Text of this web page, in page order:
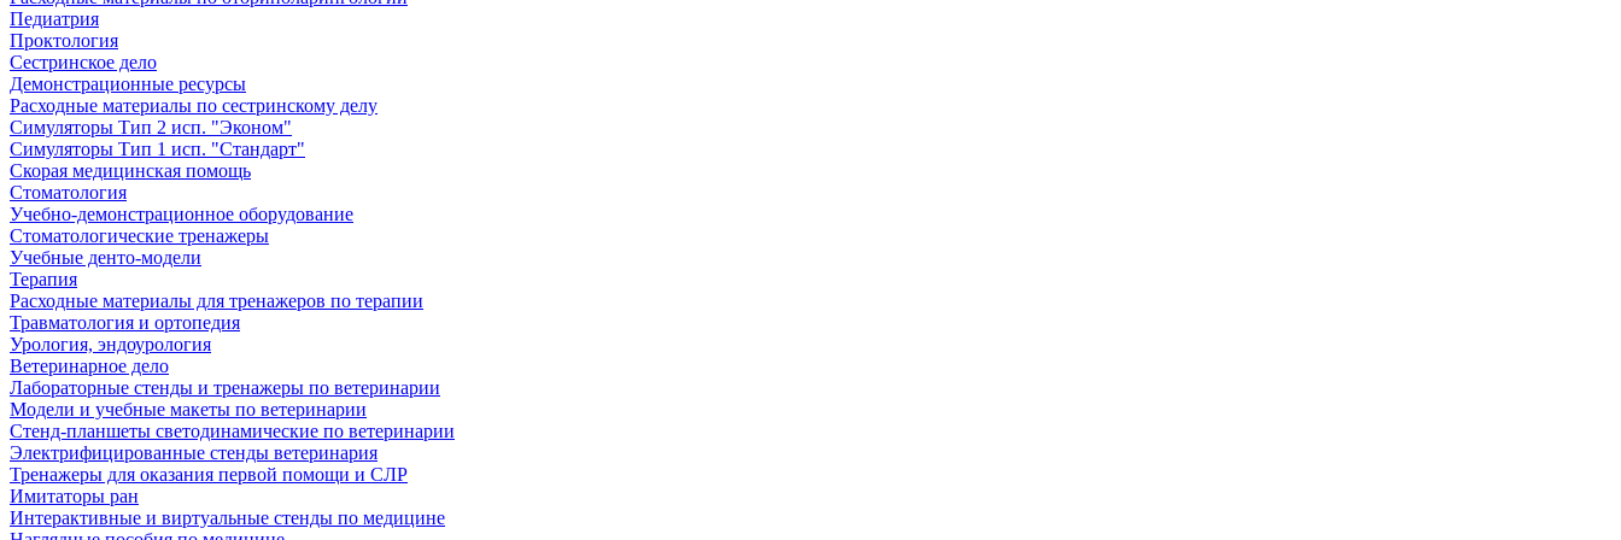
Педиатрия
Проктология
Сестринское дело
Демонстрационные ресурсы
Расходные материалы по сестринскому делу
Симуляторы Тип 2 исп. "Эконом"
Симуляторы Тип 1 исп. "Стандарт"
Скорая медицинская помощь
Стоматология
Учебно-демонстрационное оборудование
Стоматологические тренажеры
Учебные денто-модели
Терапия
Расходные материалы для тренажеров по терапии
Травматология и ортопедия
Урология, эндоурология
Ветеринарное дело
Лабораторные стенды и тренажеры по ветеринарии
Модели и учебные макеты по ветеринарии
Стенд-планшеты светодинамические по ветеринарии
Электрифицированные стенды ветеринария
Тренажеры для оказания первой помощи и СЛР
Имитаторы ран
Интерактивные и виртуальные стенды по медицине